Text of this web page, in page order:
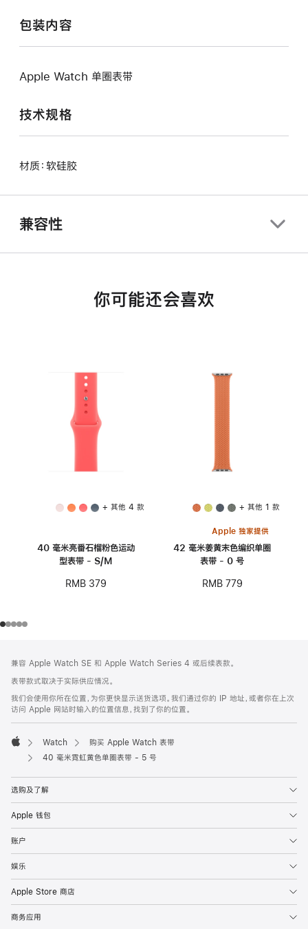
包装内容
Apple Watch 单圈表带
技术规格
材质：软硅胶
兼容性
你可能还会喜欢
+ 其他 4 款
40 毫米亮番石榴粉色运动
型表带 - S/M
RMB 379
+ 其他 1 款
Apple 独家提供
42 毫米姜黄末色编织单圈
表带 - 0 号
RMB 779
页
页
脚
注
兼容 Apple Watch SE 和 Apple Watch Series 4 或后续表款。
表带款式取决于实际供应情况。
我们会使用你所在位置，为你更快显示送货选项。我们通过你的 IP 地址，或者你在上次
访问 Apple 网站时输入的位置信息，找到了你的位置。
Apple
Watch
购买 Apple Watch 表带
40 毫米霓虹黄色单圈表带 - 5 号
选购及了解
Apple 钱包
账户
娱乐
Apple Store 商店
商务应用